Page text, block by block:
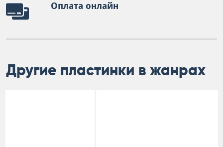
Оплата онлайн
Другие пластинки в жанрах